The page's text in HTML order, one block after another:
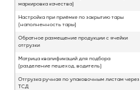
маркировка качества)
Настройка при приёмке по закрытию тары
(наполненность тары)
Обратное размещение продукции с ячейки
отгрузки
Матрица квалификаций для подбора
(разделение пешеход, водитель)
Отгрузка ручная по упаковочным листам через
ТСД